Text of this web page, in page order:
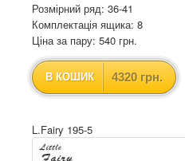
Розмірний ряд: 36-41
Комплектація ящика: 8
Ціна за пару: 540 грн.
В КОШИК 4320 грн.
L.Fairy 195-5